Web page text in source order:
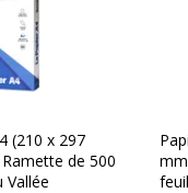
(210 x 297
de 500
Vallée